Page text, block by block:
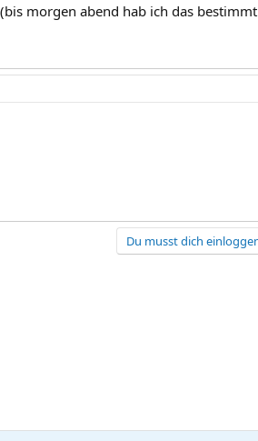
morgen abend hab ich das
Du musst dich